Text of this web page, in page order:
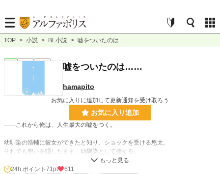
TOP > 小説 > BL小説 > 嘘をついたのは……
完結 短編 嘘をついたのは……
hamapito
お気に入りに追加して更新通知を受け取ろう
お気に入り追加
――これから俺は、人生最大の嘘をつく。
幼馴染の浩輔に彼女ができたと知り、ショックを受ける悠太。
それでも想いを隠したまま、幼馴染として接する。
そんな悠太に浩輔はある「お願い」を言ってきて……。
24h.ポイント 71pt
611